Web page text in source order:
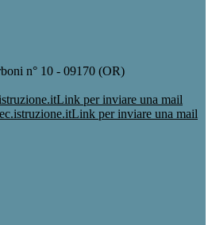
n° 10 - 09170 (OR)
Link per inviare una mail
Link per inviare una mail